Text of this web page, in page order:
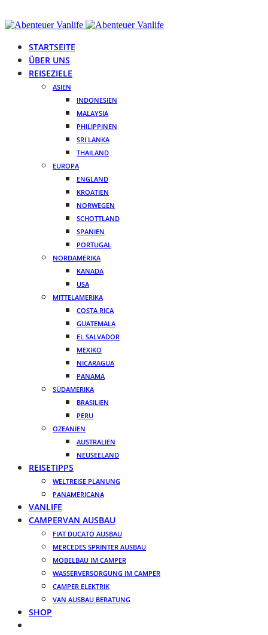
STARTSEITE
ÜBER UNS
REISEZIELE
ASIEN
INDONESIEN
MALAYSIA
PHILIPPINEN
SRI LANKA
THAILAND
EUROPA
ENGLAND
KROATIEN
NORWEGEN
SCHOTTLAND
SPANIEN
PORTUGAL
NORDAMERIKA
KANADA
USA
MITTELAMERIKA
COSTA RICA
GUATEMALA
EL SALVADOR
MEXIKO
NICARAGUA
PANAMA
SÜDAMERIKA
BRASILIEN
PERU
OZEANIEN
AUSTRALIEN
NEUSEELAND
REISETIPPS
WELTREISE PLANUNG
PANAMERICANA
VANLIFE
CAMPERVAN AUSBAU
FIAT DUCATO AUSBAU
MERCEDES SPRINTER AUSBAU
MÖBELBAU IM CAMPER
WASSERVERSORGUNG IM CAMPER
CAMPER ELEKTRIK
VAN AUSBAU BERATUNG
SHOP